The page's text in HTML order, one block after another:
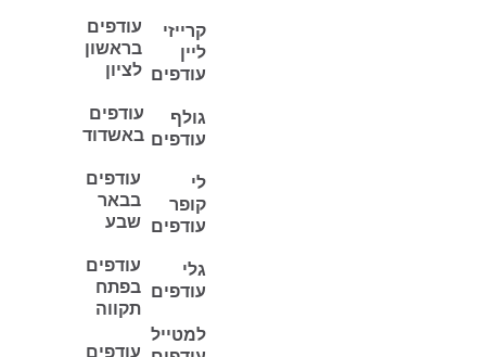
קרייזי
ליין
עודפים
גולף
עודפים
לי
קופר
עודפים
גלי
עודפים
למטייל
עודפים
בראשון
לציון
עודפים
באשדוד
עודפים
בבאר
שבע
עודפים
בפתח
תקווה
עודפים